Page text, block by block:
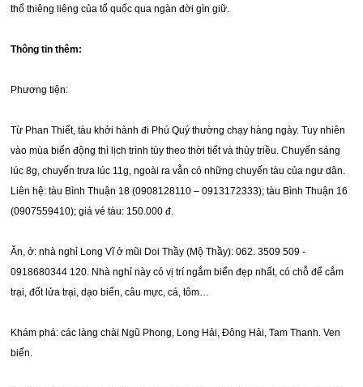
thổ thiêng liêng của tổ quốc qua ngàn đời gìn giữ.
Thông tin thêm:
Phương tiện:
Từ Phan Thiết, tàu khởi hành đi Phú Quý thường chạy hàng ngày. Tuy nhiên
vào mùa biển động thì lịch trình tùy theo thời tiết và thủy triều. Chuyến sáng
lúc 8g, chuyến trưa lúc 11g, ngoài ra vẫn có những chuyến tàu của ngư dân.
Liên hệ: tàu Bình Thuận 18 (0908128110 – 0913172333); tàu Bình Thuận 16
(0907559410); giá vé tàu: 150.000 đ.
Ăn, ở: nhà nghỉ Long Vĩ ở mũi Doi Thầy (Mộ Thầy): 062. 3509 509 -
0918680344 120. Nhà nghỉ này có vị trí ngắm biển đẹp nhất, có chỗ để cắm
trại, đốt lửa trại, dạo biển, câu mực, cá, tôm…
Khám phá: các làng chài Ngũ Phong, Long Hải, Đông Hải, Tam Thanh. Ven
biển.